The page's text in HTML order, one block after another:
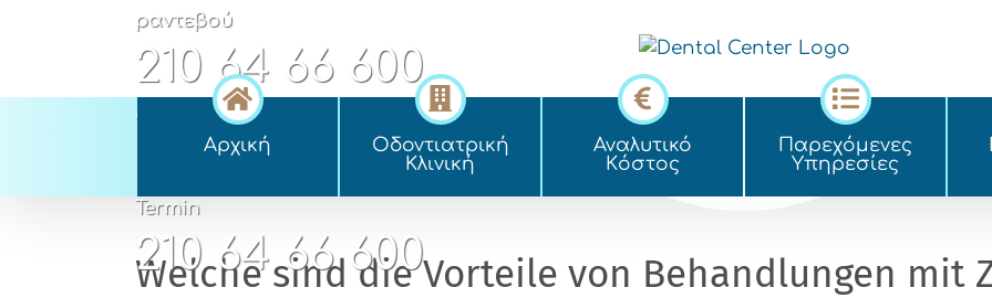
ραντεβού
210 64 66 600
appointment
210 64 66 600
Termin
210 64 66 600
Αρχική
Οδοντιατρική
Kλινική
Αναλυτικό
Kόστος
Παρεχόμενες
Yπηρεσίες
Welche sind die Vorteile von Behandlungen mit